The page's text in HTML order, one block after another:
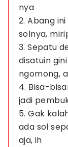
nya
2. Abang
solnya,
3. Sepatu
disatuin
ngomong,
4. Bisa-
jadi
5. Gak
ada sol
aja, ih